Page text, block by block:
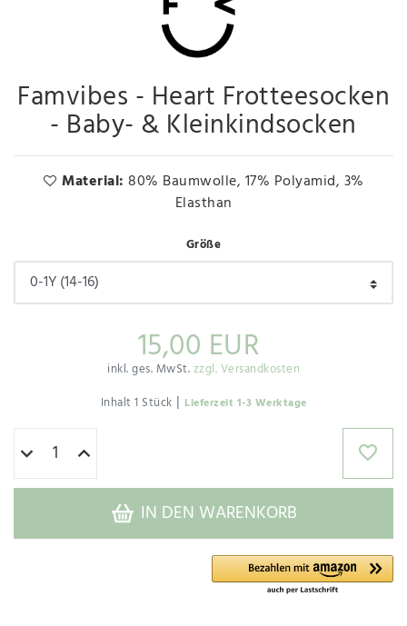
Famvibes - Heart Frotteesocken
- Baby- & Kleinkindsocken
Material: 80% Baumwolle, 17% Polyamid, 3%
Elasthan
Größe
15,00 EUR
inkl. ges. MwSt.zzgl. Versandkosten
Inhalt1 Stück | Lieferzeit 1-3 Werktage
IN DEN WARENKORB